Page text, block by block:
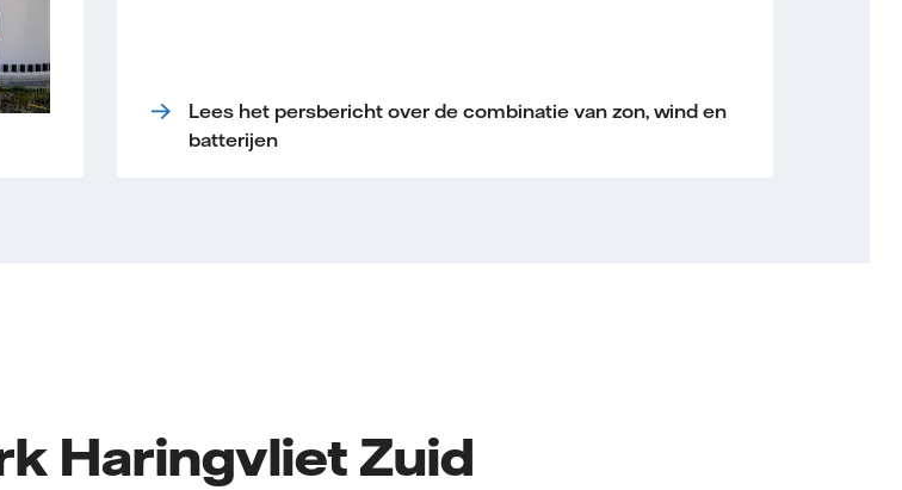
Lees het persbericht over de combinatie van zon, wind en
batterijen
Haringvliet Zuid